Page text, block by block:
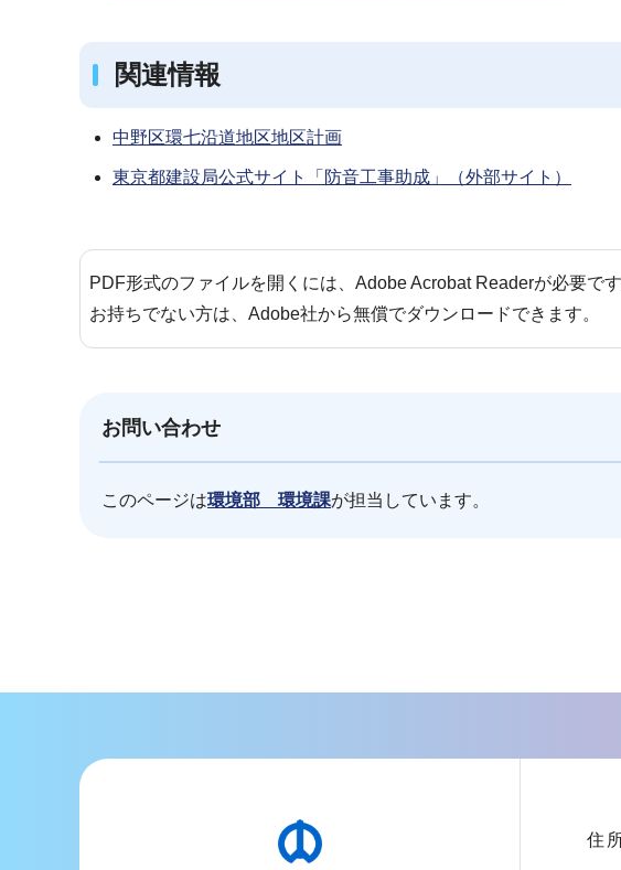
関連情報
中野区環七沿道地区地区計画
東京都建設局公式サイト「防音工事助成」（外部サイト）
PDF形式のファイルを開くには、Adobe Acrobat Readerが必要です
お持ちでない方は、Adobe社から無償でダウンロードできます。
お問い合わせ
このページは環境部 環境課が担当しています。
こ
住